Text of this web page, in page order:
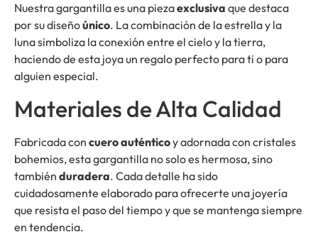
Nuestra gargantilla es una piezaexclusiva que destaca
por su diseñoúnico. La combinación de la estrella y la
luna simboliza la conexión entre el cielo y la tierra,
haciendo de esta joya un regalo perfecto para ti o para
alguien especial.
Materiales de Alta Calidad
Fabricada con cuero auténticoy adornada con cristales
bohemios, esta gargantilla no solo es hermosa, sino
también duradera. Cada detalle ha sido
cuidadosamente elaborado para ofrecerte una joyería
que resista el paso del tiempo y que se mantenga siempre
en tendencia.